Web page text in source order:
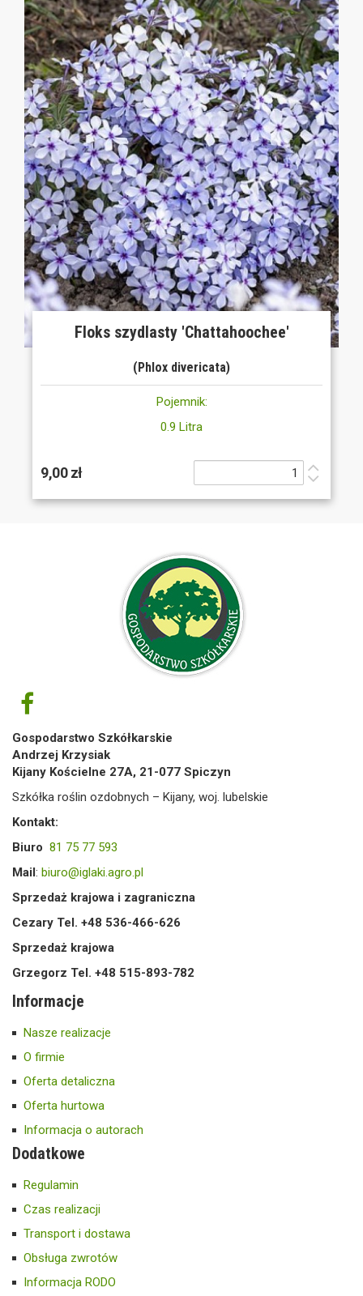
Floks szydlasty 'Chattahoochee'
(Phlox divericata)
Pojemnik:
0.9 Litra
9,00 zł
Gospodarstwo Szkółkarskie
Andrzej Krzysiak
Kijany Kościelne 27A, 21-077 Spiczyn
Szkółka roślin ozdobnych – Kijany, woj. lubelskie
Kontakt:
Biuro 81 75 77 593
Mail: biuro@iglaki.agro.pl
Sprzedaż krajowa i zagraniczna
Cezary Tel. +48 536-466-626
Sprzedaż krajowa
Grzegorz Tel. +48 515-893-782
Informacje
Nasze realizacje
O firmie
Oferta detaliczna
Oferta hurtowa
Informacja o autorach
Dodatkowe
Regulamin
Czas realizacji
Transport i dostawa
Obsługa zwrotów
Informacja RODO